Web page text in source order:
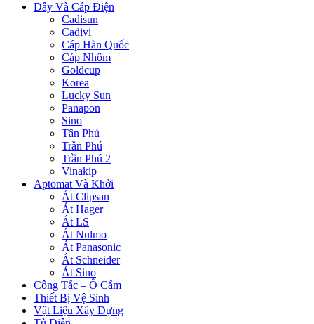
Dây Và Cáp Điện
Cadisun
Cadivi
Cáp Hàn Quốc
Cáp Nhôm
Goldcup
Korea
Lucky Sun
Panapon
Sino
Tân Phú
Trần Phú
Trần Phú 2
Vinakip
Aptomat Và Khởi
Át Clipsan
Át Hager
Át LS
Át Nulmo
Át Panasonic
Át Schneider
Át Sino
Công Tắc – Ổ Cắm
Thiết Bị Vệ Sinh
Vật Liệu Xây Dựng